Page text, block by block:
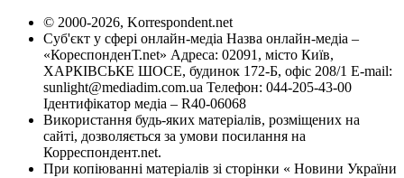
© 2000-2026, Korrespondent.net
Суб'єкт у сфері онлайн-медіа Назва онлайн-медіа –
«КореспонденТ.net» Адреса: 02091, місто Київ,
ХАРКІВСЬКЕ ШОСЕ, будинок 172-Б, офіс 208/1 E-mail:
sunlight@mediadim.com.ua Телефон: 044-205-43-00
Ідентифікатор медіа – R40-06068
Використання будь-яких матеріалів, розміщених на
сайті, дозволяється за умови посилання на
Корреспондент.net.
При копіюванні матеріалів зі сторінки « Новини України